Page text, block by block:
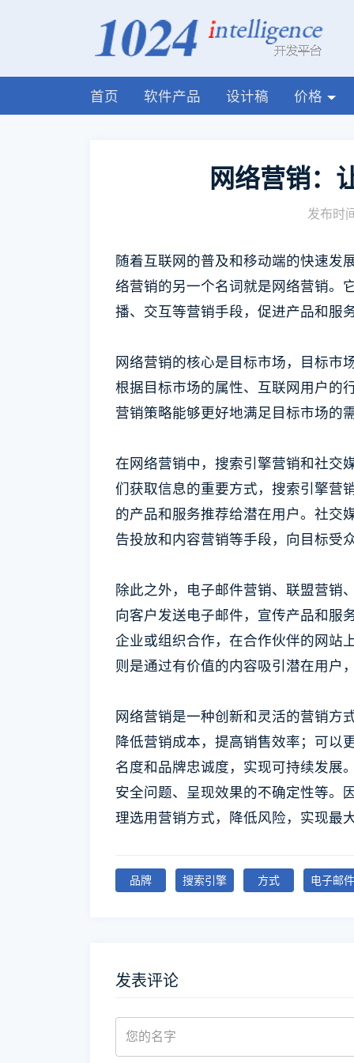
首页 软件产品 设计稿 价格
网络营销：
发布时
随着互联网的普及和移动端的快速发
络营销的另一个名词就是网络营销。
播、交互等营销手段，促进产品和服
网络营销的核心是目标市场，目标市
根据目标市场的属性、互联网用户的
营销策略能够更好地满足目标市场的
在网络营销中，搜索引擎营销和社交
们获取信息的重要方式，搜索引擎营
的产品和服务推荐给潜在用户。社交
告投放和内容营销等手段，向目标受
除此之外，电子邮件营销、联盟营销
向客户发送电子邮件，宣传产品和服
企业或组织合作，在合作伙伴的网站
则是通过有价值的内容吸引潜在用户
网络营销是一种创新和灵活的营销方
降低营销成本，提高销售效率；可以
名度和品牌忠诚度，实现可持续发展
安全问题、呈现效果的不确定性等。
理选用营销方式，降低风险，实现最
品牌 搜索引擎 方式 电子邮件
发表评论